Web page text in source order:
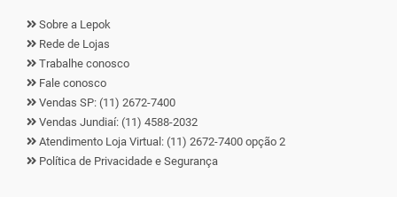
Sobre a Lepok
Rede de Lojas
Trabalhe conosco
Fale conosco
Vendas SP: (11) 2672-7400
Vendas Jundiaí: (11) 4588-2032
Atendimento Loja Virtual: (11) 2672-7400 opção 2
Política de Privacidade e Segurança